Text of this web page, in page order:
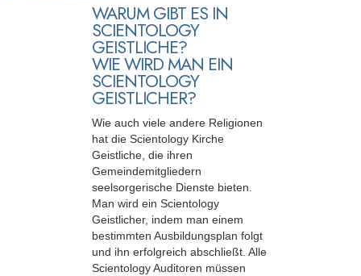
WARUM GIBT ES IN
SCIENTOLOGY
GEISTLICHE?
WIE WIRD MAN EIN
SCIENTOLOGY
GEISTLICHER?
Wie auch viele andere Religionen
hat die Scientology Kirche
Geistliche, die ihren
Gemeindemitgliedern
seelsorgerische Dienste bieten.
Man wird ein Scientology
Geistlicher, indem man einem
bestimmten Ausbildungsplan folgt
und ihn erfolgreich abschließt. Alle
Scientology Auditoren müssen